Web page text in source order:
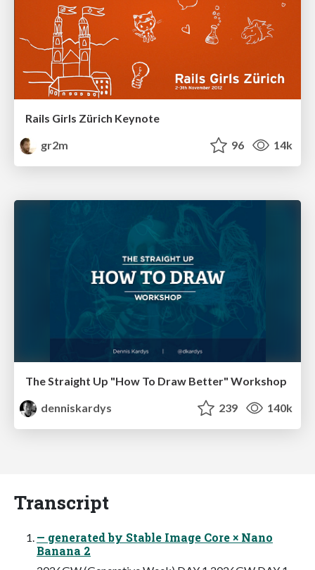
Rails Girls Zürich Keynote
gr2m
96 14k
The Straight Up "How To Draw Better" Workshop
denniskardys
239 140k
Transcript
— generated by Stable Image Core × Nano
Banana 2